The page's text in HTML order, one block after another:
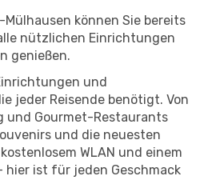
können Sie bereits
nützlichen Einrichtungen
genießen.
und
jeder Reisende benötigt. Von
und Gourmet-Restaurants
und die neuesten
WLAN und einem
hier ist für jeden Geschmack